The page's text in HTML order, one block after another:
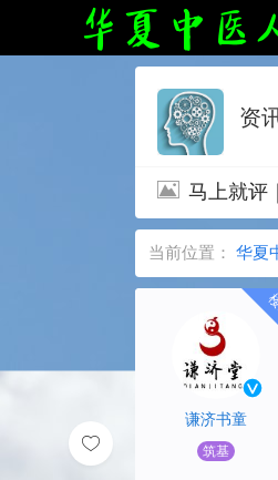
资
马上就评
当前位置： 华夏
谦济书童
筑基